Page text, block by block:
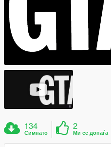
134
Симнато
2
Ми се допаѓа